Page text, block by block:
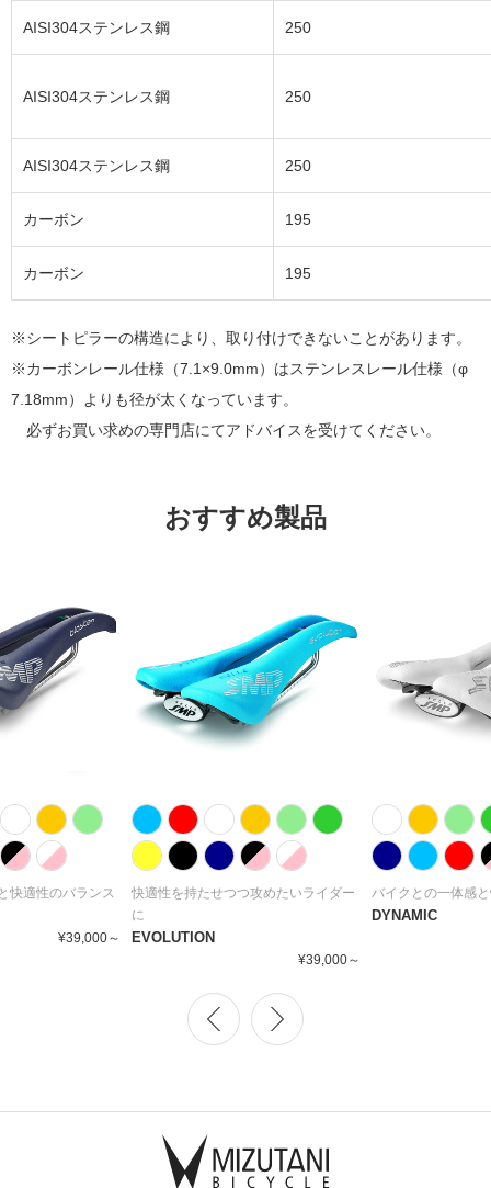
AISI304ステンレス鋼 250
AISI304ステンレス鋼 250
AISI304ステンレス鋼 250
カーボン 195
カーボン 195
※シートピラーの構造により、取り付けできないことがあります。
※カーボンレール仕様（7.1×9.0mm）はステンレスレール仕様（φ
7.18mm）よりも径が太くなっています。
必ずお買い求めの専門店にてアドバイスを受けてください。
おすすめ製品
快適性のバランス
¥39,000～
快適性を持たせつつ攻めたいライダー
に
EVOLUTION
¥39,000～
バイクとの一体感
DYNAMIC